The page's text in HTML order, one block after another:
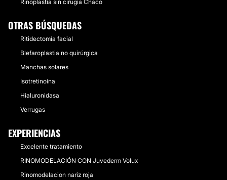
Rinoplastia sin cirugia Chaco
OTRAS BÚSQUEDAS
Ritidectomía facial
Blefaroplastia no quirúrgica
Manchas solares
Isotretinoína
Hialuronidasa
Verrugas
EXPERIENCIAS
Excelente tratamiento
RINOMODELACIÓN CON Juvederm Volux
Rinomodelacion nariz roja